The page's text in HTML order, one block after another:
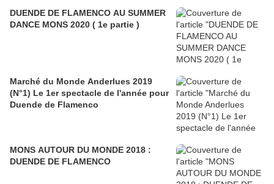
DUENDE DE FLAMENCO AU SUMMER
DANCE MONS 2020 ( 1e partie )
Marché du Monde Anderlues 2019
(N°1) Le 1er spectacle de l'année pour
Duende de Flamenco
MONS AUTOUR DU MONDE 2018 :
DUENDE DE FLAMENCO